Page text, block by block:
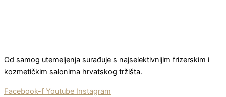
Od samog utemeljenja surađuje s najselektivnijim frizerskim i
kozmetičkim salonima hrvatskog tržišta.
Facebook-f Youtube Instagram